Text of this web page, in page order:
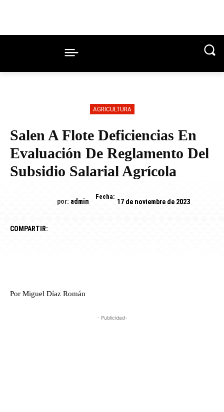
AGRICULTURA
Salen A Flote Deficiencias En
Evaluación De Reglamento Del
Subsidio Salarial Agrícola
por: admin
Fecha:
17 de noviembre de 2023
COMPARTIR:
Por Miguel Díaz Román
- Publicidad-